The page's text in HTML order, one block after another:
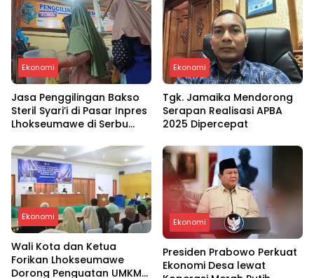
Ekonomi
Jasa Penggilingan Bakso
Steril Syari’i di Pasar Inpres
Lhokseumawe di Serbu
Ekonomi
Tgk. Jamaika Mendorong
Serapan Realisasi APBA
2025 Dipercepat
Ekonomi
Wali Kota dan Ketua
Forikan Lhokseumawe
Dorong Penguatan UMKM
Ekonomi
Presiden Prabowo Perkuat
Ekonomi Desa lewat